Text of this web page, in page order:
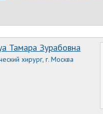
Тамара Зурабовна
хирург, г. Москва